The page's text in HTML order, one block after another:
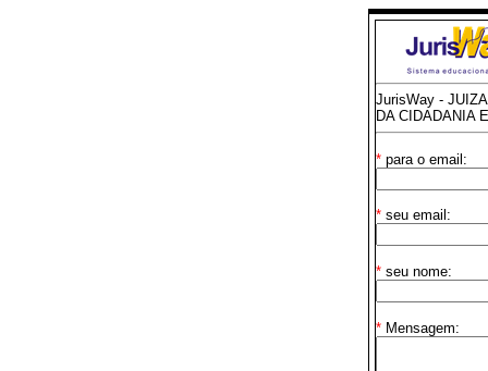
JurisWay -
DA CIDADANIA
*para o email:
*seu email:
*seu nome:
*Mensagem: